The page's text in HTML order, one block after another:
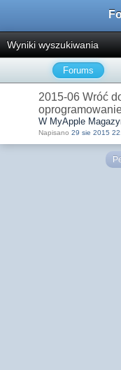
Wyniki wyszukiwania
Forums
2015-06 Wróć
W MyApple
Napisano 29 sie 2015